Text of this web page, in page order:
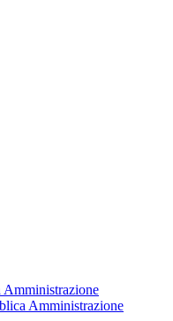
Amministrazione
Amministrazione